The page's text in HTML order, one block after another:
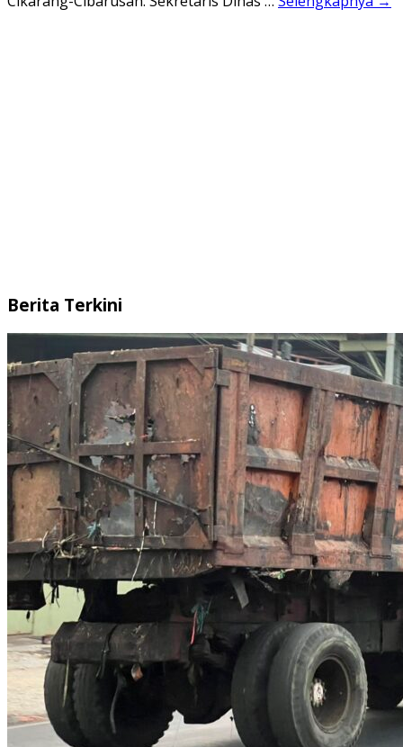
Berita Terkini